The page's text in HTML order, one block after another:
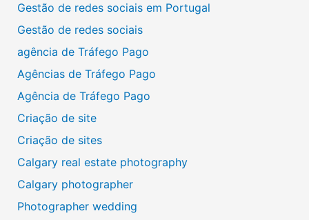
Gestão de redes sociais em Portugal
Gestão de redes sociais
agência de Tráfego Pago
Agências de Tráfego Pago
Agência de Tráfego Pago
Criação de site
Criação de sites
Calgary real estate photography
Calgary photographer
Photographer wedding